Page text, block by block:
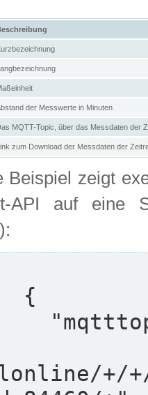
Langbezeichnung
der Messwerte in Minuten
MQTT-Topic, über das Messdaten der
Link zum Download der Messdaten der
Beispiel zeigt
API auf eine
+/